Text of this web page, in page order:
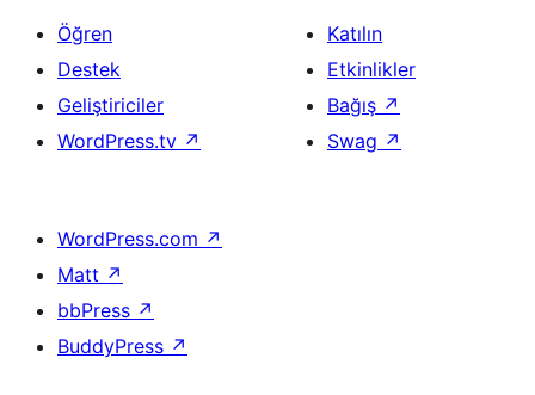
Öğren
Destek
Geliştiriciler
WordPress.tv ↗
Katılın
Etkinlikler
Bağış ↗
Swag ↗
WordPress.com ↗
Matt ↗
bbPress ↗
BuddyPress ↗